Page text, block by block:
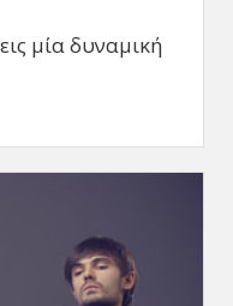
μία δυναμική